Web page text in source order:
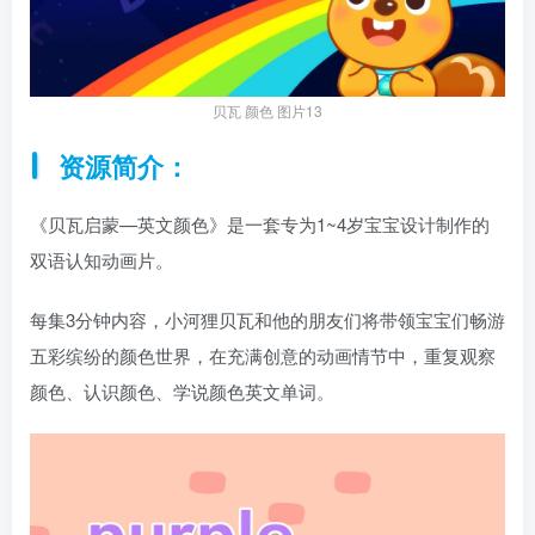
贝瓦 颜色 图片13
资源简介：
《贝瓦启蒙—英文颜色》是一套专为1~4岁宝宝设计制作的
双语认知动画片。
每集3分钟内容，小河狸贝瓦和他的朋友们将带领宝宝们畅游
五彩缤纷的颜色世界，在充满创意的动画情节中，重复观察
颜色、认识颜色、学说颜色英文单词。